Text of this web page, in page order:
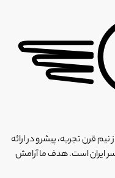
نور (تعاونی ۸) با بیش از نیم قرن تجربه، پیشرو در ارائه
ایران است. هدف ما آرامش